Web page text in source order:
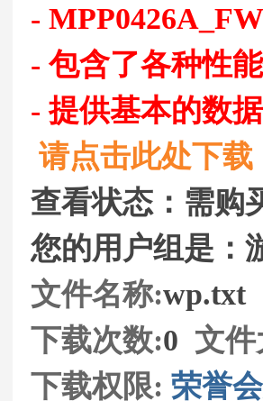
-
- 包含了各种性
- 提供基本的数
请点击此处下载
查看状态：需购
您的用户组是：
文件名称:wp.txt
下载次数:0 文
下载权限: 荣誉